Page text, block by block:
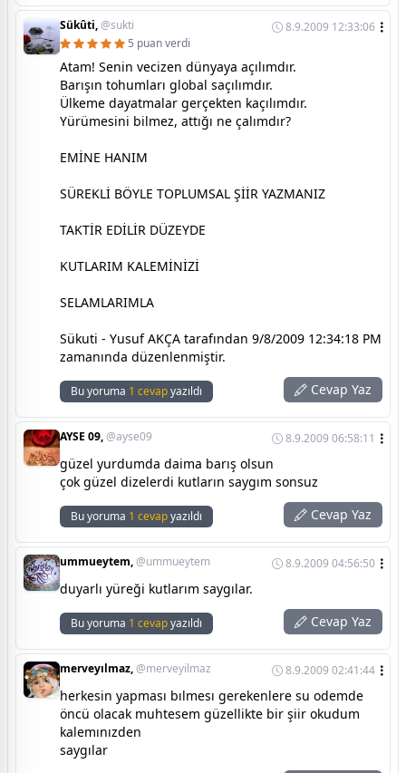
Sükûti,@sukti
8.9.2009 12:33:06
5 puan verdi
Atam! Senin vecizen dünyaya açılımdır.
Barışın tohumları global saçılımdır.
Ülkeme dayatmalar gerçekten kaçılımdır.
Yürümesini bilmez, attığı ne çalımdır?
EMİNE HANIM
SÜREKLİ BÖYLE TOPLUMSAL ŞİİR YAZMANIZ
TAKTİR EDİLİR DÜZEYDE
KUTLARIM KALEMİNİZİ
SELAMLARIMLA
Sükuti - Yusuf AKÇA tarafından 9/8/2009 12:34:18 PM
zamanında düzenlenmiştir.
Bu yoruma 1 cevapyazıldı Cevap Yaz
AYSE 09,@ayse09 8.9.2009 06:58:11
güzel yurdumda daima barış olsun
çok güzel dizelerdi kutların saygım sonsuz
Bu yoruma 1 cevapyazıldı Cevap Yaz
ummueytem,@ummueytem 8.9.2009 04:56:50
duyarlı yüreği kutlarım saygılar.
Bu yoruma 1 cevapyazıldı Cevap Yaz
merveyılmaz,@merveyilmaz 8.9.2009 02:41:44
herkesin yapması bılmesı gerekenlere su odemde
öncü olacak muhtesem güzellikte bir şiir okudum
kalemınızden
saygılar